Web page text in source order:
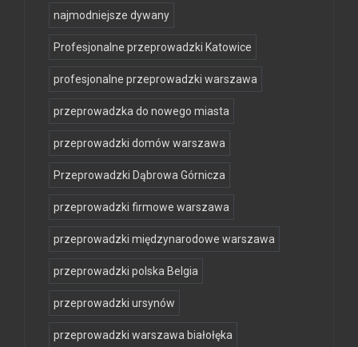
najmodniejsze dywany
Profesjonalne przeprowadzki Katowice
profesjonalne przeprowadzki warszawa
przeprowadzka do nowego miasta
przeprowadzki domów warszawa
Przeprowadzki Dąbrowa Górnicza
przeprowadzki firmowe warszawa
przeprowadzki międzynarodowe warszawa
przeprowadzki polska Belgia
przeprowadzki ursynów
przeprowadzki warszawa białołęka